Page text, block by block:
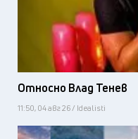
Относно Влад Тенев
11:50, 04 авг 26 / Idealisti